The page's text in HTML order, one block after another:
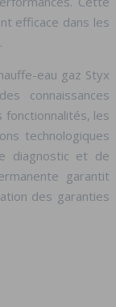
efficace dans les
eau gaz Styx
connaissances
fonctionnalités, les
technologiques
diagnostic et de
garantit
des garanties